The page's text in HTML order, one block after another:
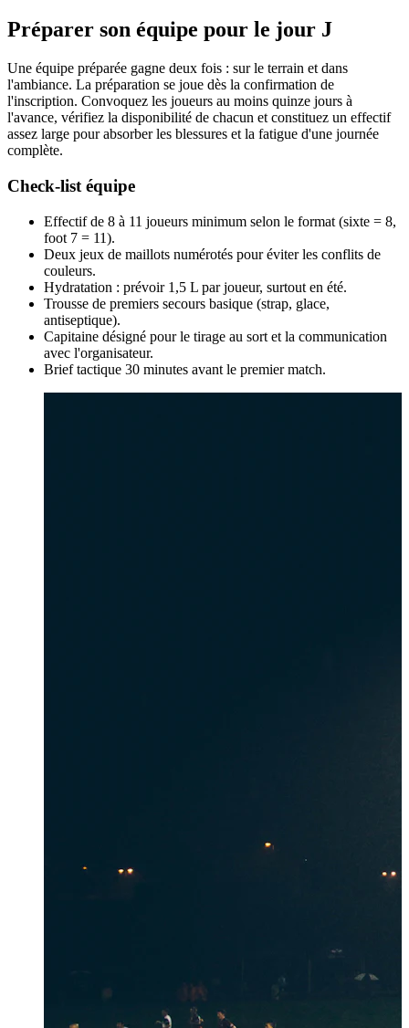
Préparer son équipe pour le jour J
Une équipe préparée gagne deux fois : sur le terrain et dans
l'ambiance. La préparation se joue dès la confirmation de
l'inscription. Convoquez les joueurs au moins quinze jours à
l'avance, vérifiez la disponibilité de chacun et constituez un effectif
assez large pour absorber les blessures et la fatigue d'une journée
complète.
Check-list équipe
Effectif de 8 à 11 joueurs minimum selon le format (sixte = 8,
foot 7 = 11).
Deux jeux de maillots numérotés pour éviter les conflits de
couleurs.
Hydratation : prévoir 1,5 L par joueur, surtout en été.
Trousse de premiers secours basique (strap, glace,
antiseptique).
Capitaine désigné pour le tirage au sort et la communication
avec l'organisateur.
Brief tactique 30 minutes avant le premier match.